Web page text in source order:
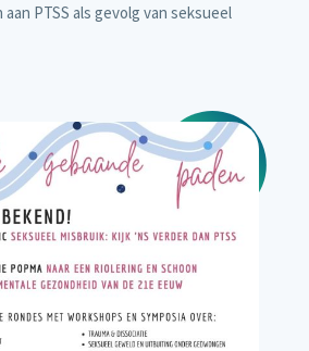
PTSS als gevolg van seksueel